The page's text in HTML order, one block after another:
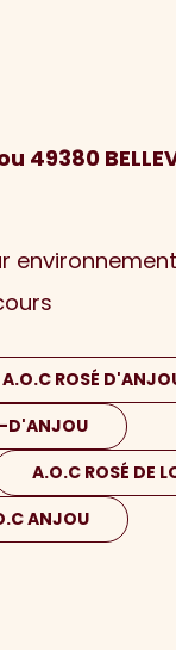
49380
A.O.C ROSÉ
D'ANJOU
A.O.C ROSÉ DE
ANJOU